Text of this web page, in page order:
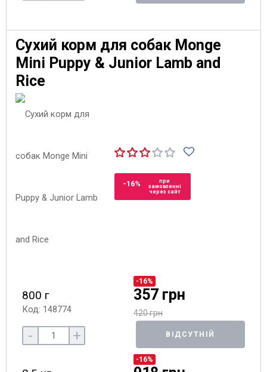
Сухий корм для собак Monge
Mini Puppy & Junior Lamb and
Rice
-16%
при
замовленні
через сайт
800 г
Код: 148774
-16%
357 грн
420 грн
- + ВІДСУТНІЙ
-16%